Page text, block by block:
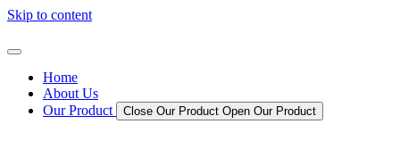
Skip to content
Home
About Us
Our Product
Close Our Product Open Our Product